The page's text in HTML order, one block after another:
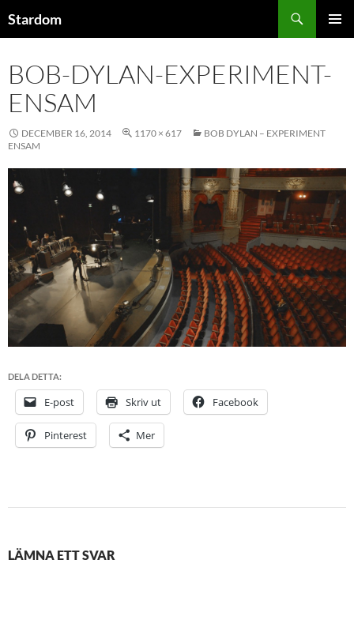
tillStardom
BOB-DYLAN-EXPERIMENT-
ENSAM
DECEMBER 16, 2014 1170 × 617
BOB DYLAN – EXPERIMENT
ENSAM
DELA DETTA:
E-post Skriv ut Facebook
Pinterest Mer
LÄMNA ETT SVAR